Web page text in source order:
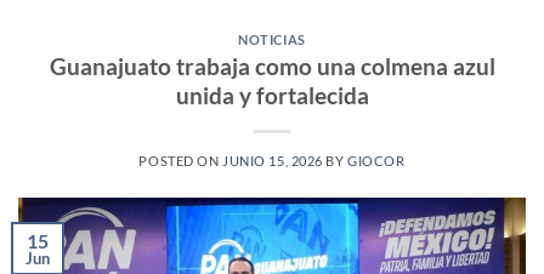
NOTICIAS
Guanajuato trabaja como una colmena azul
unida y fortalecida
POSTED ON JUNIO 15, 2026 BYGIOCOR
15
Jun